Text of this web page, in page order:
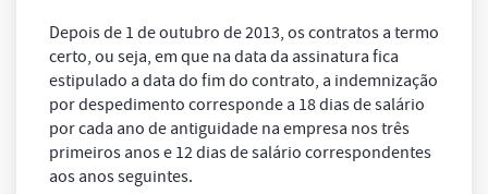
Depois de 1 de outubro de 2013, os contratos a termo
certo, ou seja, em que na data da assinatura fica
estipulado a data do fim do contrato, a indemnização
por despedimento corresponde a 18 dias de salário
por cada ano de antiguidade na empresa nos três
primeiros anos e 12 dias de salário correspondentes
aos anos seguintes.